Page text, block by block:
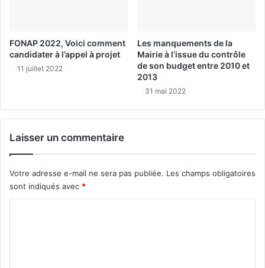
FONAP 2022, Voici comment
candidater à l’appel à projet
11 juillet 2022
Les manquements de la
Mairie à l’issue du contrôle
de son budget entre 2010 et
2013
31 mai 2022
Laisser un commentaire
Votre adresse e-mail ne sera pas publiée. Les champs obligatoires
sont indiqués avec *